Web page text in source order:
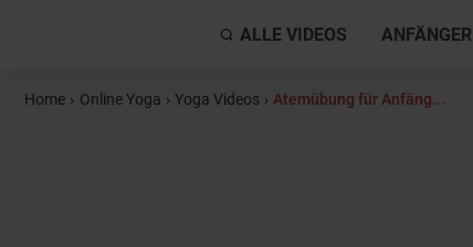
ALLE VIDEOS ANFÄNGER
Home › Online Yoga › Yoga Videos › Atemübung für Anfäng...